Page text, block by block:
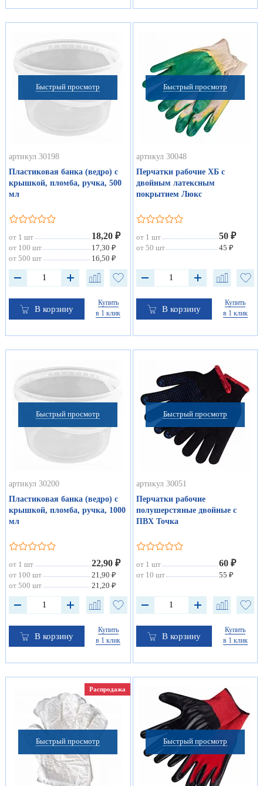
Быстрый просмотр
артикул 30198
Пластиковая банка (ведро) с
крышкой, пломба, ручка, 500
мл
от 1 шт 18,20 ₽
от 100 шт
17,30 ₽
от 500 шт
16,50 ₽
В корзину
Купить
в 1 клик
Быстрый просмотр
артикул 30048
Перчатки рабочие ХБ с
двойным латексным
покрытием Люкс
от 1 шт 50 ₽
от 50 шт 45 ₽
В корзину
Купить
в 1 клик
Быстрый просмотр
артикул 30200
Пластиковая банка (ведро) с
крышкой, пломба, ручка, 1000
мл
от 1 шт 22,90 ₽
от 100 шт
21,90 ₽
от 500 шт
21,20 ₽
В корзину
Купить
в 1 клик
Быстрый просмотр
артикул 30051
Перчатки рабочие
полушерстяные двойные с
ПВХ Точка
от 1 шт 60 ₽
от 10 шт 55 ₽
В корзину
Купить
в 1 клик
Быстрый просмотр
Распродажа
Быстрый просмотр